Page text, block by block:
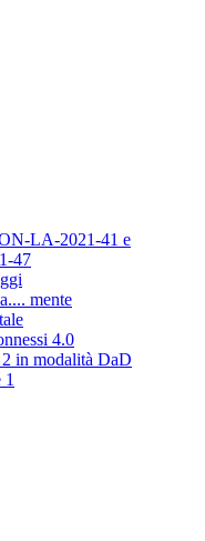
LA-2021-41 e
47
mente
4.0
in modalità DaD